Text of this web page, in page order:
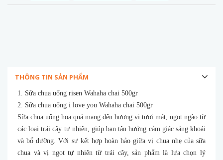
THÔNG TIN SẢN PHẨM
1. Sữa chua uống risen Wahaha chai 500gr
2. Sữa chua uống i love you Wahaha chai 500gr
Sữa chua uống hoa quả mang đến hương vị tươi mát, ngọt ngào từ
các loại trái cây tự nhiên, giúp bạn tận hưởng cảm giác sảng khoái
và bổ dưỡng. Với sự kết hợp hoàn hảo giữa vị chua nhẹ của sữa
chua và vị ngọt tự nhiên từ trái cây, sản phẩm là lựa chọn lý